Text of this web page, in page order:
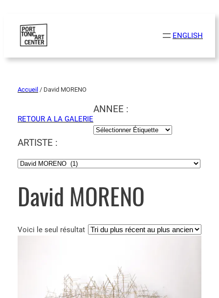
ENGLISH
Accueil / David MORENO
RETOUR A LA GALERIE
ANNEE :
ARTISTE :
David MORENO
Voici le seul résultat